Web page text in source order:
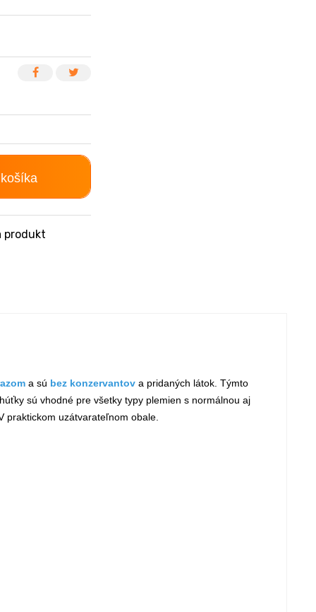
produkt
a sú bez konzervantov a pridaných látok. Týmto
sú vhodné pre všetky typy plemien s normálnou aj
praktickom uzátvarateľnom obale.